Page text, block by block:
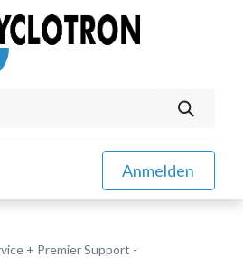
Anmelden
+ Premier Support -